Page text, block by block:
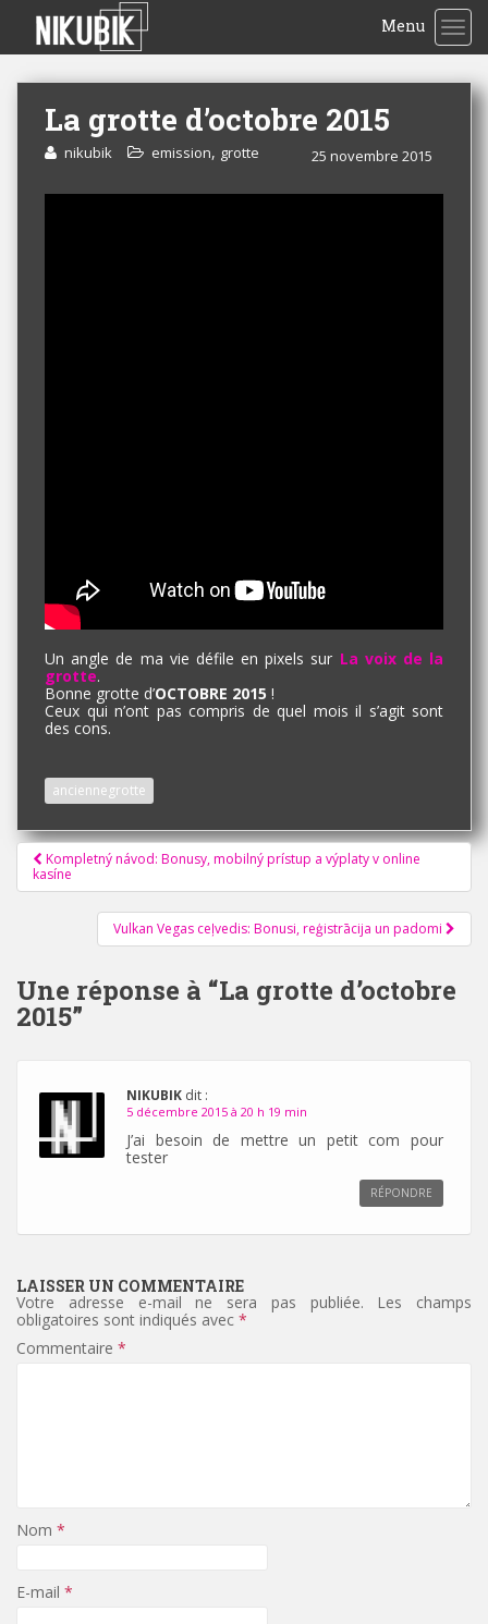
Menu
La grotte d’octobre 2015
25 novembre 2015
nikubik emission, grotte
Un angle de ma vie défile en pixels sur La voix de la
grotte.
Bonne grotte d’OCTOBRE 2015 !
Ceux qui n’ont pas compris de quel mois il s’agit sont
des cons.
anciennegrotte
Pagination
d'article
Kompletný návod: Bonusy, mobilný prístup a výplaty v online
kasíne
Vulkan Vegas ceļvedis: Bonusi, reģistrācija un padomi
Une réponse à “La grotte d’octobre
2015”
NIKUBIK dit :
5 décembre 2015 à 20 h 19 min
J’ai besoin de mettre un petit com pour
tester
RÉPONDRE
LAISSER UN COMMENTAIRE
Votre adresse e-mail ne sera pas publiée.
Les champs
obligatoires sont indiqués avec *
Commentaire *
Nom *
E-mail *